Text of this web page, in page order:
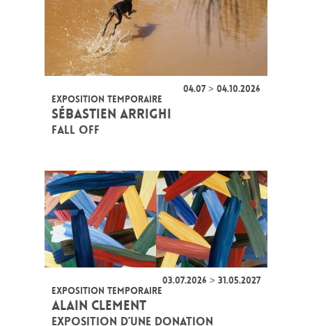
04.07 > 04.10.2026
EXPOSITION TEMPORAIRE
SÉBASTIEN ARRIGHI
FALL OFF
03.07.2026 > 31.05.2027
EXPOSITION TEMPORAIRE
ALAIN CLEMENT
EXPOSITION D’UNE DONATION